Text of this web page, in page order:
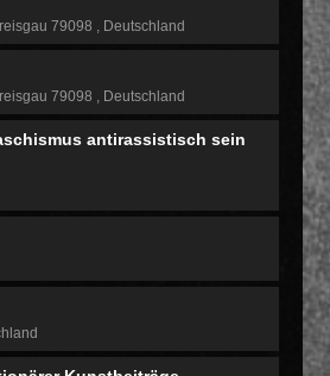
79098 Deutschland
79098 Deutschland
antirassistisch sein